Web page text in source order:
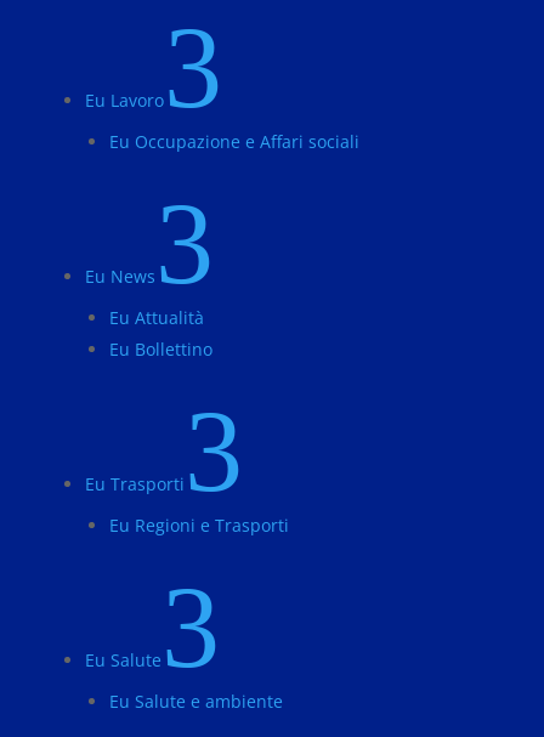
Eu Lavoro 3
Eu Occupazione e Affari sociali
Eu News 3
Eu Attualità
Eu Bollettino
Eu Trasporti 3
Eu Regioni e Trasporti
Eu Salute 3
Eu Salute e ambiente